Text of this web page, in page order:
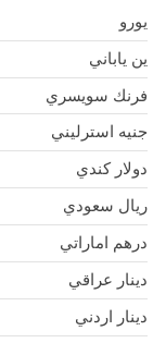
يورو
ين ياباني
فرنك سويسري
جنيه استرليني
دولار كندي
ريال سعودي
درهم اماراتي
دينار عراقي
دينار اردني